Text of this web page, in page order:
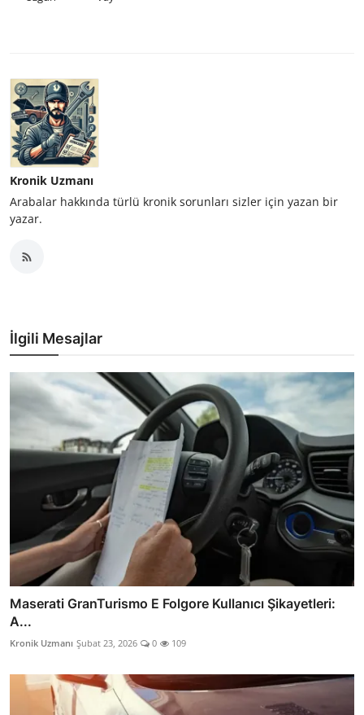
Kronik Uzmanı
Arabalar hakkında türlü kronik sorunları sizler için yazan bir
yazar.
İlgili Mesajlar
Maserati GranTurismo E Folgore Kullanıcı Şikayetleri:
A...
Kronik Uzmanı Şubat 23, 2026 0 109